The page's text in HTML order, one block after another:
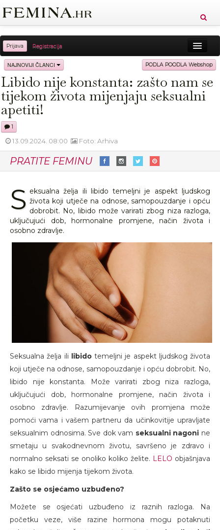
Prijava Registracija
Sreća Zdravlje Vitkost
Moda Ljubav Relax Putovanja Recepti
Knjige
NAJNOVIJI ČLANCI PODLA POODLA Webshop
Libido nije konstanta: zašto nam se
tijekom života mijenjaju seksualni
apetiti!
1
13.09.2024. 08:00 Foto: Arhiva
PRATITE FEMINU
S eksualna želja ili libido temeljni je aspekt ljudskog
života koji utječe na odnose, samopouzdanje i opću
dobrobit. No, libido može varirati zbog niza razloga,
uključujući dob, hormonalne promjene, način života i
osobno zdravlje.
Seksualna želja ili libidotemeljni je aspekt ljudskog života
koji utječe na odnose, samopouzdanje i opću dobrobit. No,
libido nije konstanta. Može varirati zbog niza razloga,
uključujući dob, hormonalne promjene, način života i
osobno zdravlje. Razumijevanje ovih promjena može
pomoći vama i vašem partneru da učinkovitije upravljate
seksualnim odnosima. Sve dok vam seksualni nagoni ne
smetaju u svakodnevnom životu, savršeno je zdravo i
normalno seksati se onoliko koliko želite. LELO objašnjava
kako se libido mijenja tijekom života.
Zašto se osjećamo uzbuđeno?
Možete se osjećati uzbuđeno iz raznih razloga. Na
početku veze, više razine hormona mogu potaknuti